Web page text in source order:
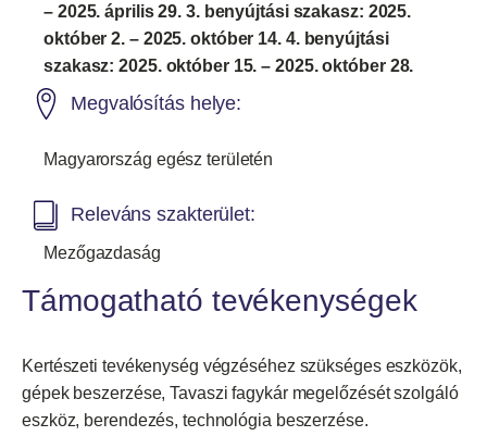
– 2025. április 29. 3. benyújtási szakasz: 2025.
október 2. – 2025. október 14. 4. benyújtási
szakasz: 2025. október 15. – 2025. október 28.
Megvalósítás helye:
Magyarország egész területén
Releváns szakterület:
Mezőgazdaság
Támogatható tevékenységek
Kertészeti tevékenység végzéséhez szükséges eszközök,
gépek beszerzése, Tavaszi fagykár megelőzését szolgáló
eszköz, berendezés, technológia beszerzése.